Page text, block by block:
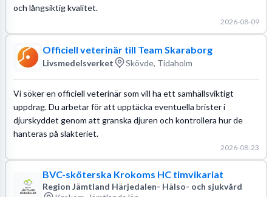
och långsiktig kvalitet.
2026-08-09
Officiell veterinär till Team Skaraborg
Livsmedelsverket Skövde, Tidaholm
Vi söker en officiell veterinär som vill ha ett samhällsviktigt
uppdrag. Du arbetar för att upptäcka eventuella brister i
djurskyddet genom att granska djuren och kontrollera hur de
hanteras på slakteriet.
2026-08-23
BVC-sköterska Krokoms HC timvikariat
Region Jämtland Härjedalen- Hälso- och sjukvård